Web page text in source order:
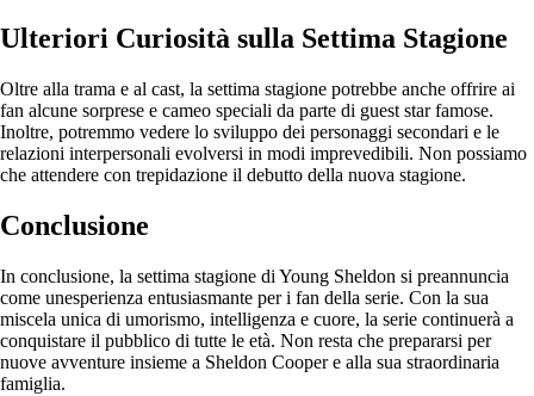
Ulteriori Curiosità sulla Settima Stagione
Oltre alla trama e al cast, la settima stagione potrebbe anche offrire ai
fan alcune sorprese e cameo speciali da parte di guest star famose.
Inoltre, potremmo vedere lo sviluppo dei personaggi secondari e le
relazioni interpersonali evolversi in modi imprevedibili. Non possiamo
che attendere con trepidazione il debutto della nuova stagione.
Conclusione
In conclusione, la settima stagione di Young Sheldon si preannuncia
come unesperienza entusiasmante per i fan della serie. Con la sua
miscela unica di umorismo, intelligenza e cuore, la serie continuerà a
conquistare il pubblico di tutte le età. Non resta che prepararsi per
nuove avventure insieme a Sheldon Cooper e alla sua straordinaria
famiglia.